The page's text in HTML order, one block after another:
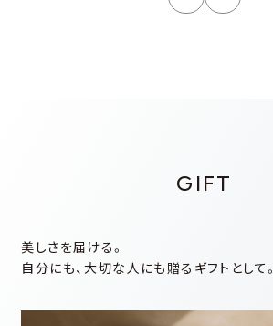
GIFT
美しさを届ける。
⾃分にも、⼤切な⼈にも贈るギフトとして。